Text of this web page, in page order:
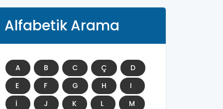
Alfabetik Arama
A B C Ç
D
E
F G H
I
İ
J K L
M